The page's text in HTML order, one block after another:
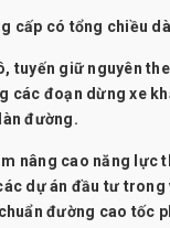
cấp có tổng chiều
tuyến giữ nguyên
các đoạn dừng xe
đường.
nâng cao năng lực
dự án đầu tư
đường cao tốc